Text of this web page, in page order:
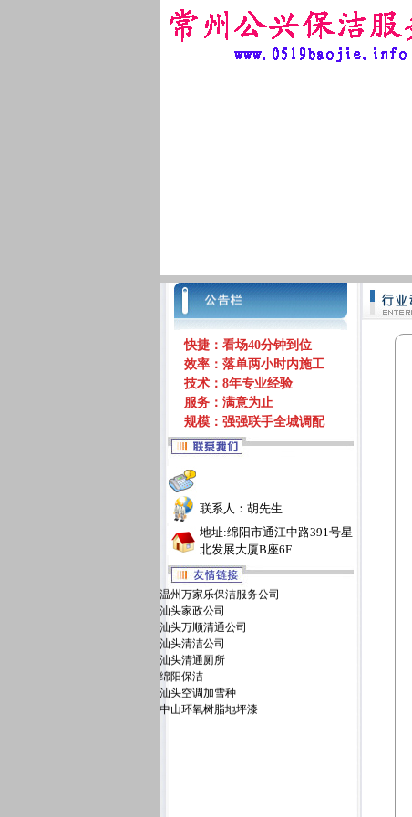
快捷：看场40分钟到位
效率：落单两小时内施工
技术：8年专业经验
服务：满意为止
规模：强强联手全城调配
联系人：胡先生
地址:绵阳市通江中路391号星
北发展大厦B座6F
温州万家乐保洁服务公司
汕头家政公司
汕头万顺清通公司
汕头清洁公司
汕头清通厕所
绵阳保洁
汕头空调加雪种
中山环氧树脂地坪漆